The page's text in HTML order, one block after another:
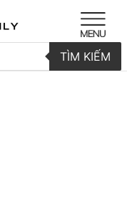
TÌM KIẾM